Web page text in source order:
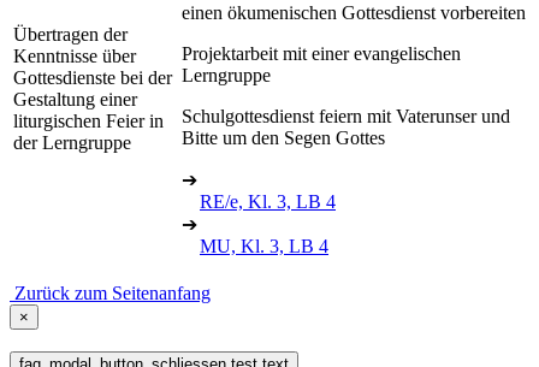
Übertragen der
Kenntnisse über
Gottesdienste bei der
Gestaltung einer
liturgischen Feier in
der Lerngruppe
einen ökumenischen Gottesdienst vorbereiten
Projektarbeit mit einer evangelischen
Lerngruppe
Schulgottesdienst feiern mit Vaterunser und
Bitte um den Segen Gottes
➔
RE/e, Kl. 3, LB 4
➔
MU, Kl. 3, LB 4
Zurück zum Seitenanfang
×